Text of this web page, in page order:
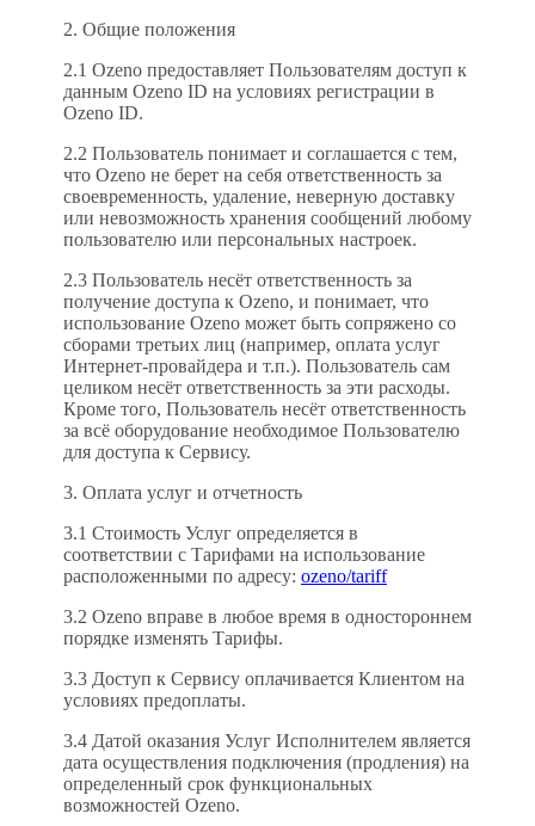
2. Общие положения
2.1 Ozeno предоставляет Пользователям доступ к
данным Ozeno ID на условиях регистрации в
Ozeno ID.
2.2 Пользователь понимает и соглашается с тем,
что Ozeno не берет на себя ответственность за
своевременность, удаление, неверную доставку
или невозможность хранения сообщений любому
пользователю или персональных настроек.
2.3 Пользователь несёт ответственность за
получение доступа к Ozeno, и понимает, что
использование Ozeno может быть сопряжено со
сборами третьих лиц (например, оплата услуг
Интернет-провайдера и т.п.). Пользователь сам
целиком несёт ответственность за эти расходы.
Кроме того, Пользователь несёт ответственность
за всё оборудование необходимое Пользователю
для доступа к Сервису.
3. Оплата услуг и отчетность
3.1 Стоимость Услуг определяется в
соответствии с Тарифами на использование
расположенными по адресу: ozeno/tariff
3.2 Ozeno вправе в любое время в одностороннем
порядке изменять Тарифы.
3.3 Доступ к Сервису оплачивается Клиентом на
условиях предоплаты.
3.4 Датой оказания Услуг Исполнителем является
дата осуществления подключения (продления) на
определенный срок функциональных
возможностей Ozeno.